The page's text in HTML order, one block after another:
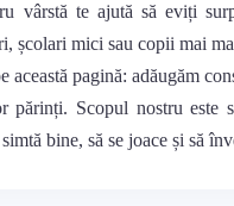
vârstă te ajută să eviți
școlari mici sau copii mai
această pagină: adăugăm
părinți. Scopul nostru
bine, să se joace și să